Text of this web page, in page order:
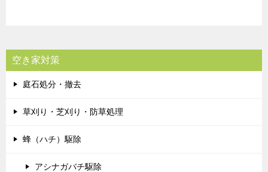
空き家対策
庭石処分・撤去
草刈り・芝刈り・防草処理
蜂（ハチ）駆除
アシナガバチ駆除